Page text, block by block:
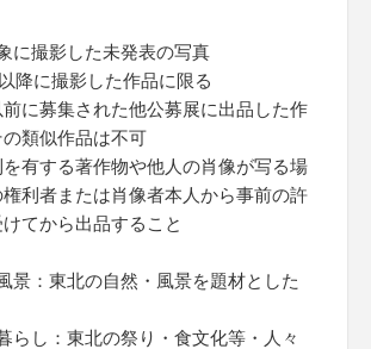
に撮影した未発表の写真
降に撮影した作品に限る
に募集された他公募展に出品した作
類似作品は不可
有する著作物や他人の肖像が写る場
利者または肖像者本人から事前の許
てから出品すること
景：東北の自然・風景を題材とした
らし：東北の祭り・食文化等・人々